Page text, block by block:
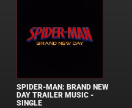
SPIDER-MAN: BRAND NEW
DAY TRAILER MUSIC -
SINGLE